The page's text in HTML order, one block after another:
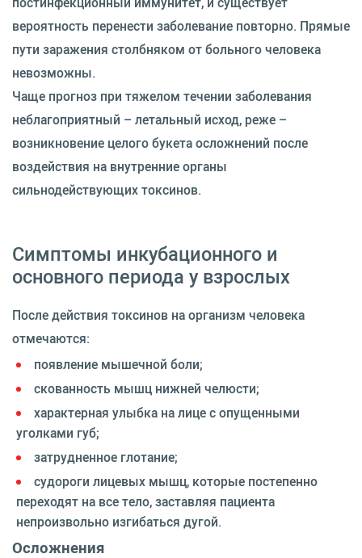
вероятность перенести заболевание повторно. Прямые
пути заражения столбняком от больного человека
невозможны.
Чаще прогноз при тяжелом течении заболевания
неблагоприятный – летальный исход, реже –
возникновение целого букета осложнений после
воздействия на внутренние органы
сильнодействующих токсинов.
Симптомы инкубационного и
основного периода у взрослых
После действия токсинов на организм человека
отмечаются:
появление мышечной боли;
скованность мышц нижней челюсти;
характерная улыбка на лице с опущенными
уголками губ;
затрудненное глотание;
судороги лицевых мышц, которые постепенно
переходят на все тело, заставляя пациента
непроизвольно изгибаться дугой.
Осложнения